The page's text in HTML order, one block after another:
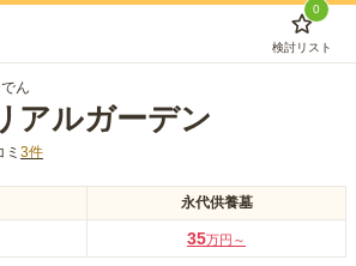
0
検討リスト
ん
アルガーデン
ミ 3件
永代供養墓
35万円～